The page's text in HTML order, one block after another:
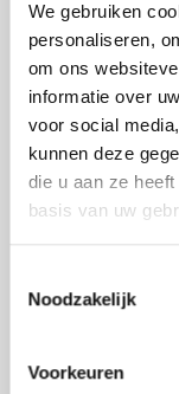
We gebruiken
personaliseren,
om ons
informatie over
voor social
kunnen deze
die u aan ze
basis van uw
Noodzakelijk
Voorkeuren
SÖDERBERG &
Deel dit artikel
Per 1 juli
hebben op
Joustra en